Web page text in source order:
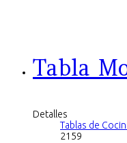
Tabla
Detalles
Tablas de
2159